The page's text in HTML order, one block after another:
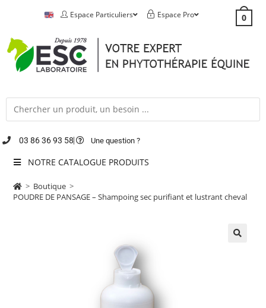
Espace Particuliers Espace Pro 0
03 86 36 93 58 Une question ?
NOTRE CATALOGUE PRODUITS
> Boutique >
POUDRE DE PANSAGE – Shampoing sec purifiant et lustrant cheval